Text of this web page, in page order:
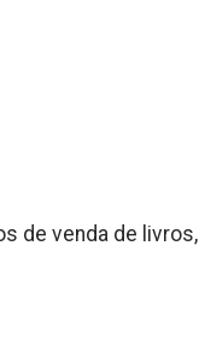
de venda de livros,